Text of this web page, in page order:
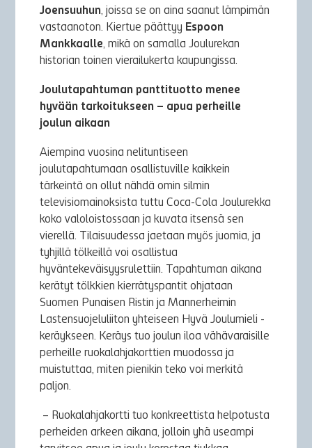
Joensuuhun, joissa se on aina saanut lämpimän
vastaanoton. Kiertue päättyy Espoon
Mankkaalle, mikä on samalla Joulurekan
historian toinen vierailukerta kaupungissa.
Joulutapahtuman panttituotto menee
hyvään tarkoitukseen – apua perheille
joulun aikaan
Aiempina vuosina nelituntiseen
joulutapahtumaan osallistuville kaikkein
tärkeintä on ollut nähdä omin silmin
televisiomainoksista tuttu Coca-Cola Joulurekka
koko valoloistossaan ja kuvata itsensä sen
vierellä. Tilaisuudessa jaetaan myös juomia, ja
tyhjillä tölkeillä voi osallistua
hyväntekeväisyysrulettiin. Tapahtuman aikana
kerätyt tölkkien kierrätyspantit ohjataan
Suomen Punaisen Ristin ja Mannerheimin
Lastensuojeluliiton yhteiseen Hyvä Joulumieli -
keräykseen. Keräys tuo joulun iloa vähävaraisille
perheille ruokalahjakorttien muodossa ja
muistuttaa, miten pienikin teko voi merkitä
paljon.
– Ruokalahjakortti tuo konkreettista helpotusta
perheiden arkeen aikana, jolloin yhä useampi